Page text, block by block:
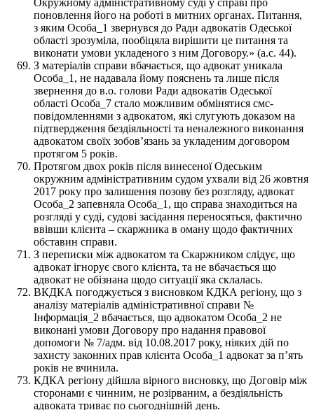
поновлення його на роботі в митних органах. Питання,
з яким Особа_1 звернувся до Ради адвокатів Одеської
області зрозуміла, пообіцяла вирішити це питання та
виконати умови укладеного з ним Договору.» (а.с. 44).
З матеріалів справи вбачається, що адвокат уникала
Особа_1, не надавала йому пояснень та лише після
звернення до в.о. голови Ради адвокатів Одеської
області Особа_7 стало можливим обмінятися смс-
повідомленнями з адвокатом, які слугують доказом на
підтвердження бездіяльності та неналежного виконання
адвокатом своїх зобов’язань за укладеним договором
протягом 5 років.
Протягом двох років після винесеної Одеським
окружним адміністративним судом ухвали від 26 жовтня
2017 року про залишення позову без розгляду, адвокат
Особа_2 запевняла Особа_1, що справа знаходиться на
розгляді у суді, судові засідання переносяться, фактично
ввівши клієнта – скаржника в оману щодо фактичних
обставин справи.
З переписки між адвокатом та Скаржником слідує, що
адвокат ігнорує свого клієнта, та не вбачається що
адвокат не обізнана щодо ситуації яка склалась.
ВКДКА погоджується з висновком КДКА регіону, що з
аналізу матеріалів адміністративної справи №
Інформація_2 вбачається, що адвокатом Особа_2 не
виконані умови Договору про надання правової
допомоги № 7/адм. від 10.08.2017 року, ніяких дій по
захисту законних прав клієнта Особа_1 адвокат за п’ять
років не вчинила.
КДКА регіону дійшла вірного висновку, що Договір між
сторонами є чинним, не розірваним, а бездіяльність
адвоката триває по сьогоднішній день.